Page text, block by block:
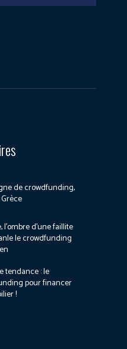
de crowdfunding,
l’ombre d’une faillite
le crowdfunding
tendance : le
pour financer
!